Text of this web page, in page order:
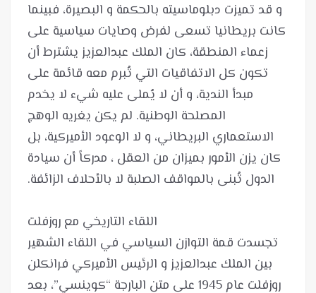
و قد تميزت دبلوماسيته بالحكمة و البصيرة، فبينما
كانت بريطانيا تسعى لفرض وصايات سياسية على
زعماء المنطقة، كان الملك عبدالعزيز يشترط أن
تكون كل الاتفاقيات التي تُبرم معه قائمة على
مبدأ الندية، و أن لا يُملى عليه شيء لا يخدم
المصلحة الوطنية. لم يكن يغريه الوهج
الاستعماري البريطاني، و لا الوعود الأميركية، بل
كان يزن الأمور بميزان من العقل ، مدركاً أن سيادة
تجسدت قمة التوازن السياسي في اللقاء الشهير
بين الملك عبدالعزيز و الرئيس الأميركي فرانكلن
روزفلت عام 1945 على متن البارجة “كوينسي”، بعد